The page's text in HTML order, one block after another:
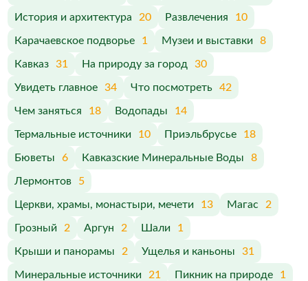
История и архитектура 20 Развлечения 10
Карачаевское подворье 1 Музеи и выставки 8
Кавказ 31 На природу за город 30
Увидеть главное 34 Что посмотреть 42
Чем заняться 18 Водопады 14
Термальные источники 10 Приэльбрусье 18
Бюветы 6 Кавказские Минеральные Воды 8
Лермонтов 5
Церкви, храмы, монастыри, мечети 13 Магас 2
Грозный 2 Аргун 2 Шали 1
Крыши и панорамы 2 Ущелья и каньоны 31
Минеральные источники 21 Пикник на природе 1